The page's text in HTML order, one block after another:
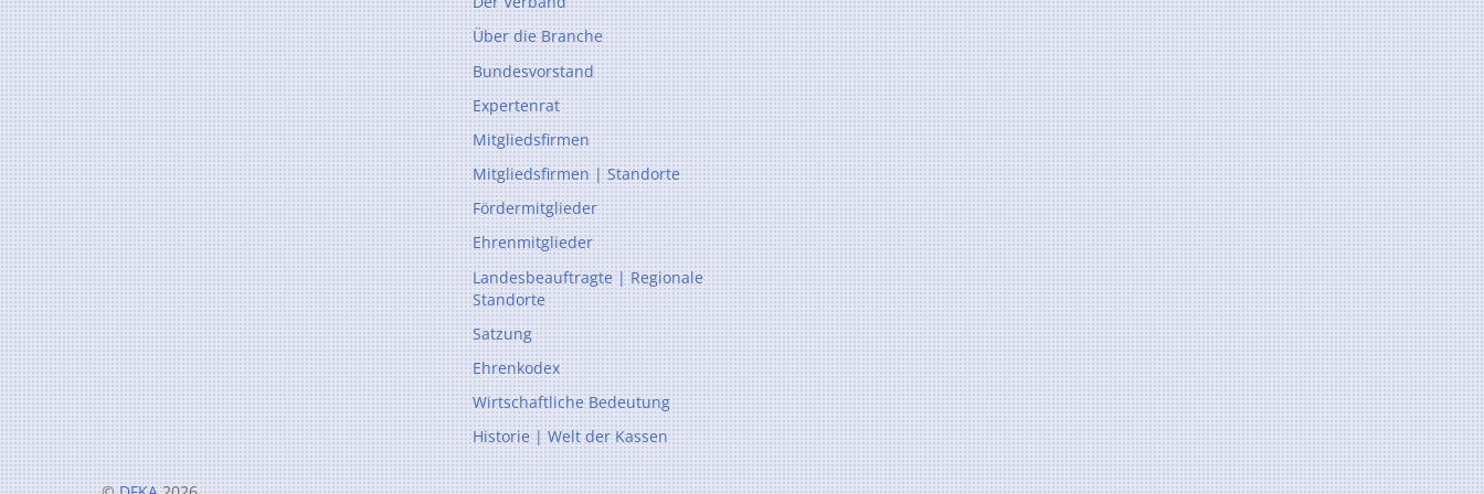
Über die Branche
Bundesvorstand
Expertenrat
Mitgliedsfirmen
Mitgliedsfirmen | Standorte
Fördermitglieder
Ehrenmitglieder
Landesbeauftragte | Regionale
Standorte
Satzung
Ehrenkodex
Wirtschaftliche Bedeutung
Historie | Welt der Kassen